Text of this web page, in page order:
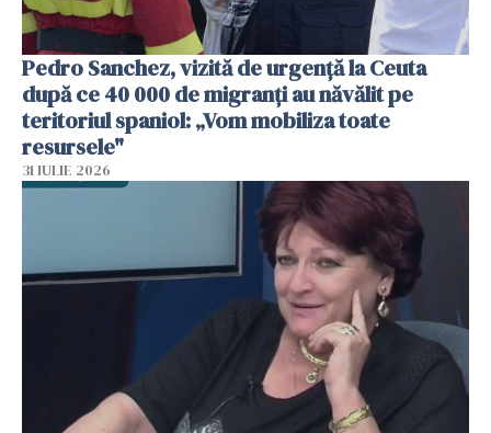
Pedro Sanchez, vizită de urgență la Ceuta
după ce 40 000 de migranți au năvălit pe
teritoriul spaniol: „Vom mobiliza toate
resursele"
31 IULIE 2026